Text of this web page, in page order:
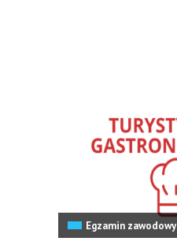
Egzamin zawodowy